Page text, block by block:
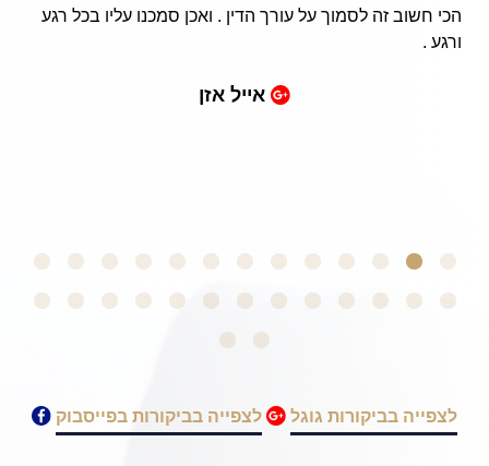
He has represented me successfully and has done an
great service for my family, thus allowing me to continue
I highly recommend him for anyone going through a
לצפייה בביקורות גוגל לצפייה בביקורות בפייסבוק